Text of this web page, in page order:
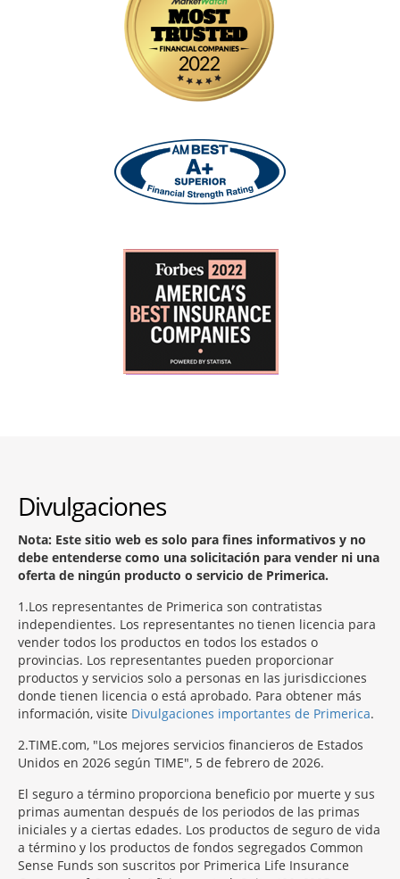
Divulgaciones
Nota: Este sitio web es solo para fines informativos y no
debe entenderse como una solicitación para vender ni una
oferta de ningún producto o servicio de Primerica.
1 Los representantes de Primerica son contratistas
independientes. Los representantes no tienen licencia para
vender todos los productos en todos los estados o
provincias. Los representantes pueden proporcionar
productos y servicios solo a personas en las jurisdicciones
donde tienen licencia o está aprobado. Para obtener más
información, visite Divulgaciones importantes de Primerica.
2 TIME.com, "Los mejores servicios financieros de Estados
Unidos en 2026 según TIME", 5 de febrero de 2026.
El seguro a término proporciona beneficio por muerte y sus
primas aumentan después de los periodos de las primas
iniciales y a ciertas edades. Los productos de seguro de vida
a término y los productos de fondos segregados Common
Sense Funds son suscritos por Primerica Life Insurance